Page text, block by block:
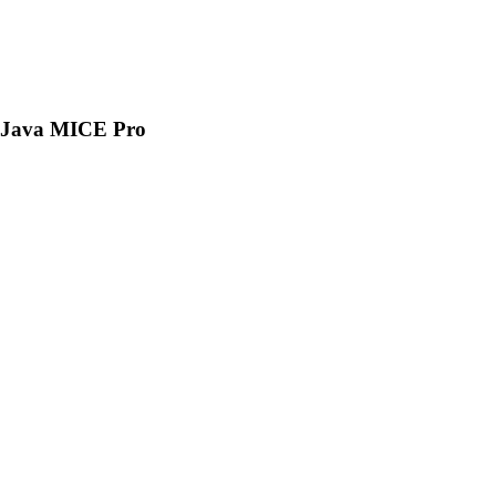
Java MICE Pro